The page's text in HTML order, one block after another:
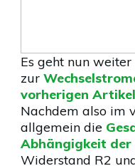
Es geht nun
zur
vorherigen
Nachdem also im
allgemein die
Abhängigkeit
Widerstand R2